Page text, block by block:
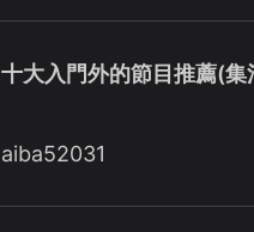
十大入門外的節目推薦(集
aiba52031